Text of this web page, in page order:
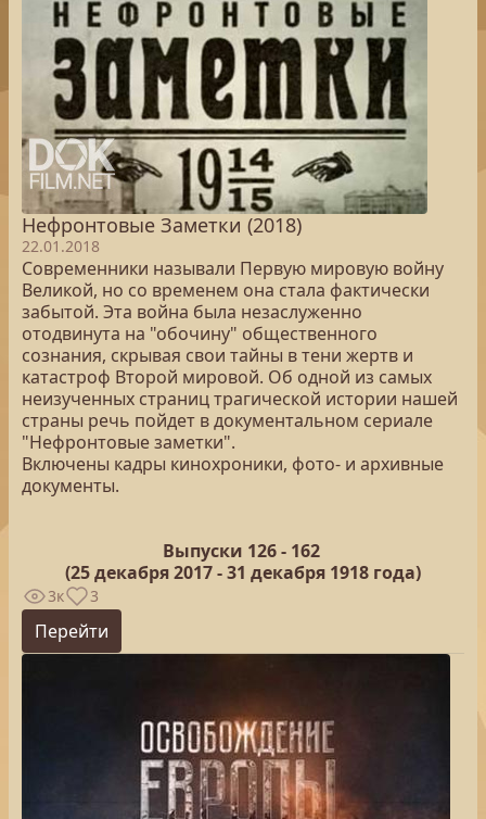
Нефронтовые Заметки (2018)
22.01.2018
Современники называли Первую мировую войну
Великой, но со временем она стала фактически
забытой. Эта война была незаслуженно
отодвинута на "обочину" общественного
сознания, скрывая свои тайны в тени жертв и
катастроф Второй мировой. Об одной из самых
неизученных страниц трагической истории нашей
страны речь пойдет в документальном сериале
"Нефронтовые заметки".
Включены кадры кинохроники, фото- и архивные
документы.
Выпуски 126 - 162
(25декабря 2017 - 31 декабря 1918 года)
3к 3
Перейти